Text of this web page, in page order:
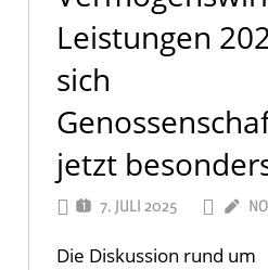
Leistungen
sich
jetzt
7. JULI 2025
Die Diskussion rund um